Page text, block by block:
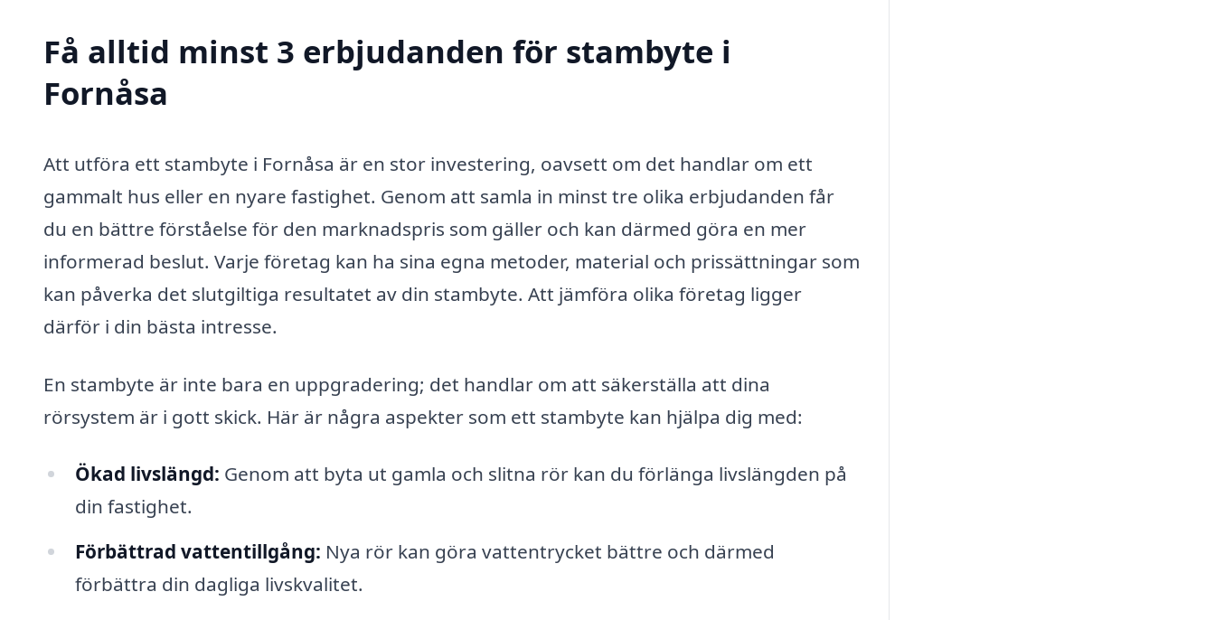
Få alltid minst 3 erbjudanden för stambyte i
Fornåsa
Att utföra ett stambyte i Fornåsa är en stor investering, oavsett om det handlar om ett
gammalt hus eller en nyare fastighet. Genom att samla in minst tre olika erbjudanden får
du en bättre förståelse för den marknadspris som gäller och kan därmed göra en mer
informerad beslut. Varje företag kan ha sina egna metoder, material och prissättningar som
kan påverka det slutgiltiga resultatet av din stambyte. Att jämföra olika företag ligger
därför i din bästa intresse.
En stambyte är inte bara en uppgradering; det handlar om att säkerställa att dina
rörsystem är i gott skick. Här är några aspekter som ett stambyte kan hjälpa dig med:
Ökad livslängd: Genom att byta ut gamla och slitna rör kan du förlänga livslängden på
din fastighet.
Förbättrad vattentillgång: Nya rör kan göra vattentrycket bättre och därmed
förbättra din dagliga livskvalitet.